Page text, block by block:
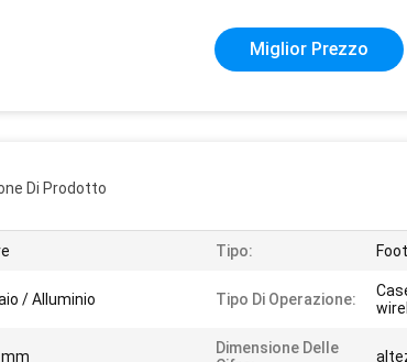
Miglior Prezzo
Di Prodotto
Tipo:
/ Alluminio Tipo Di Operazione:
Dimensione Delle